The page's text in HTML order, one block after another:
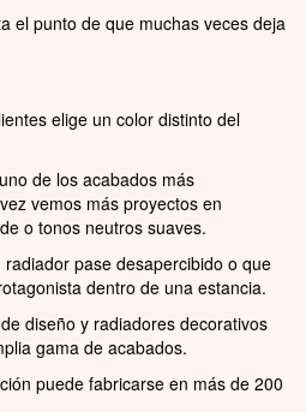
el punto de que muchas veces deja
elige un color distinto del
de los acabados más
vemos más proyectos en
o tonos neutros suaves.
pase desapercibido o que
dentro de una estancia.
diseño y radiadores decorativos
gama de acabados.
puede fabricarse en más de 200